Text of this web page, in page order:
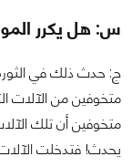
س: هل يكرر
ج: حدث ذلك في الثورة
متخوفين من الآلات
متخوفين أن تلك
يحدث! فتدخلت